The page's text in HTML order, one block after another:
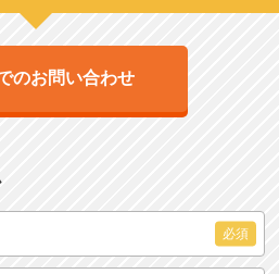
のお問い合わせ
必須